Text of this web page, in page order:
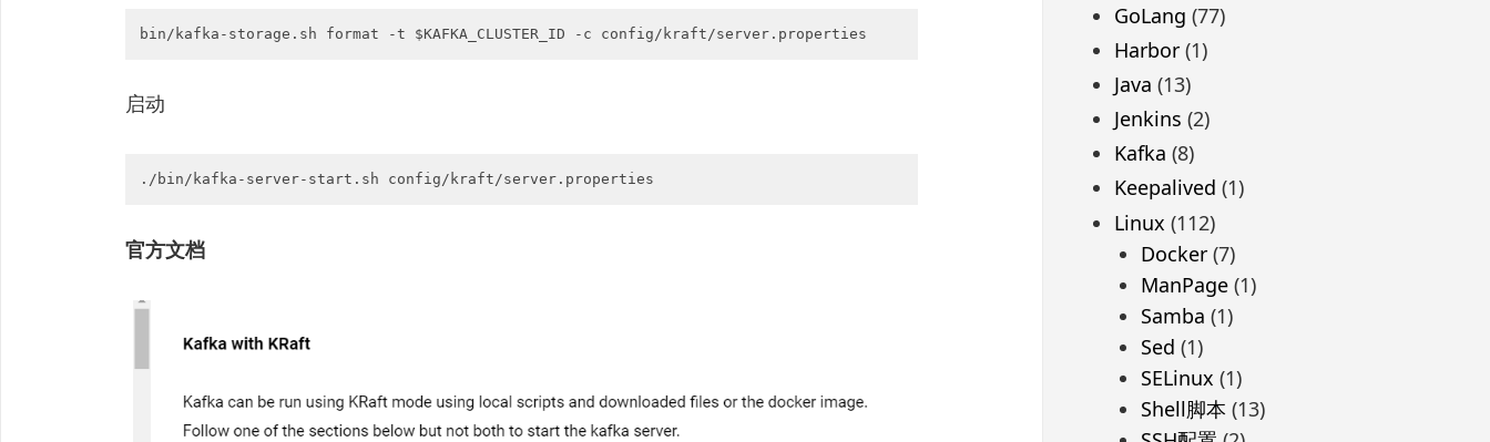
bin/kafka-storage.sh format -t $KAFKA_CLUSTER_ID -c config/kraft/server.properties
启动
./bin/kafka-server-start.sh config/kraft/server.properties
官方文档
GoLang (77)
Harbor(1)
Java (13)
Jenkins (2)
Kafka (8)
Keepalived (1)
Linux (112)
Docker(7)
ManPage(1)
Samba (1)
Sed (1)
SELinux (1)
Shell脚本 (13)